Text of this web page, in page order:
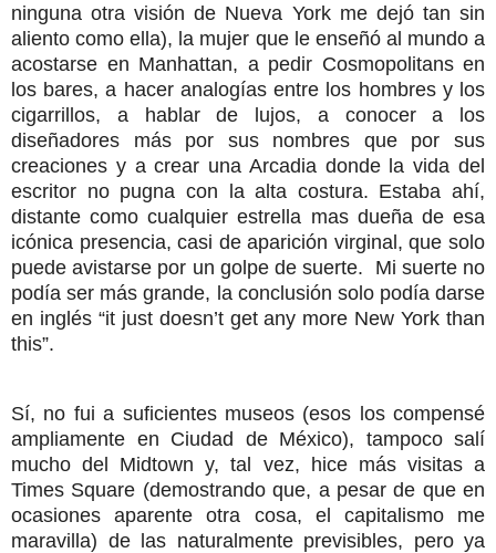
ninguna otra visión de Nueva York me dejó tan sin
aliento como ella), la mujer que le enseñó al mundo a
acostarse en Manhattan, a pedir Cosmopolitans en
los bares, a hacer analogías entre los hombres y los
cigarrillos, a hablar de lujos, a conocer a los
diseñadores más por sus nombres que por sus
creaciones y a crear una Arcadia donde la vida del
escritor no pugna con la alta costura. Estaba ahí,
distante como cualquier estrella mas dueña de esa
icónica presencia, casi de aparición virginal, que solo
puede avistarse por un golpe de suerte.
Mi suerte no
podía ser más grande, la conclusión solo podía darse
en inglés “it just doesn’t get any more New York than
this”.
Sí, no fui a suficientes museos (esos los compensé
ampliamente en Ciudad de México), tampoco salí
mucho del Midtown y, tal vez, hice más visitas a
Times Square (demostrando que, a pesar de que en
ocasiones aparente otra cosa, el capitalismo me
maravilla) de las naturalmente previsibles, pero ya